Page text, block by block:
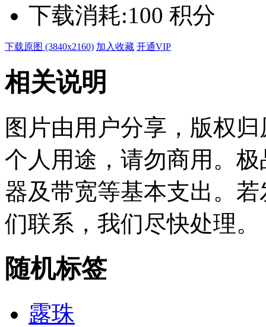
下载消耗:100 积分
下载原图 (3840x2160) 加入收藏 开通VIP
相关说明
图片由用户分享，版权
个人用途，请勿商用。
器及带宽等基本支出。
们联系，我们尽快处理。
随机标签
露珠